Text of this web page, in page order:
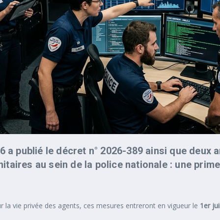
publié le décret n° 2026-389 ainsi que deux
au sein de la police nationale : une
vie privée des agents, ces mesures entreront en vigueur le 1er